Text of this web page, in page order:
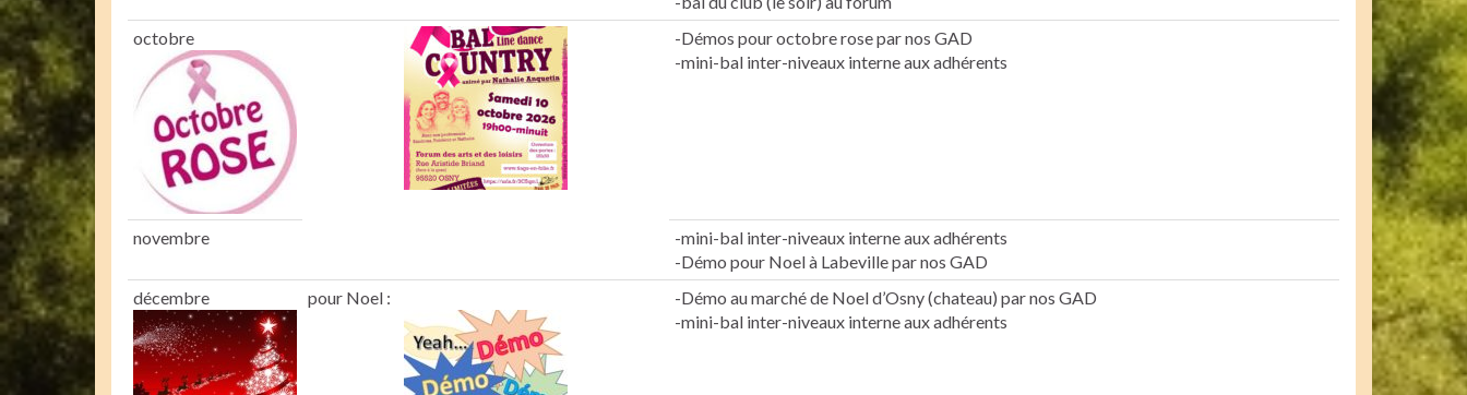
octobre
-Démos pour octobre rose par nos GAD
-mini-bal inter-niveaux interne aux adhérents
novembre
-mini-bal inter-niveaux interne aux adhérents
-Démo pour Noel à Labeville par nos GAD
décembre
pour Noel :
-Démo au marché de Noel d’Osny (chateau) par nos GAD
-mini-bal inter-niveaux interne aux adhérents